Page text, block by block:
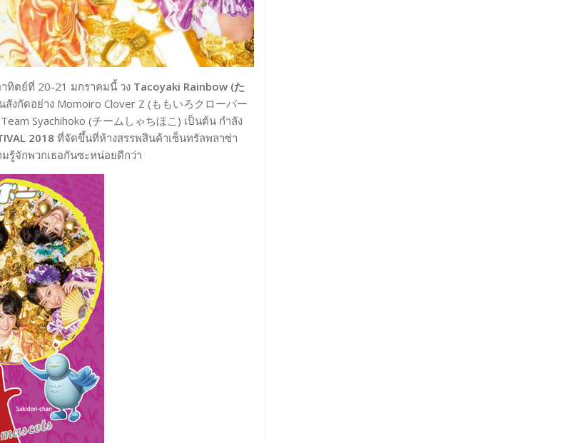
ทิตย์ที่ 20-21 มกราคมนี้ วง Tacoyaki Rainbow (た
สังกัดอย่าง Momoiro Clover Z (ももいろクローバー
Syachihoko (チームしゃちほこ) เป็นต้น กำลัง
2018 ที่จัดขึ้นที่ห้างสรรพสินค้าเซ็นทรัลพลาซ่า
รู้จักพวกเธอกันซะหน่อยดีกว่า